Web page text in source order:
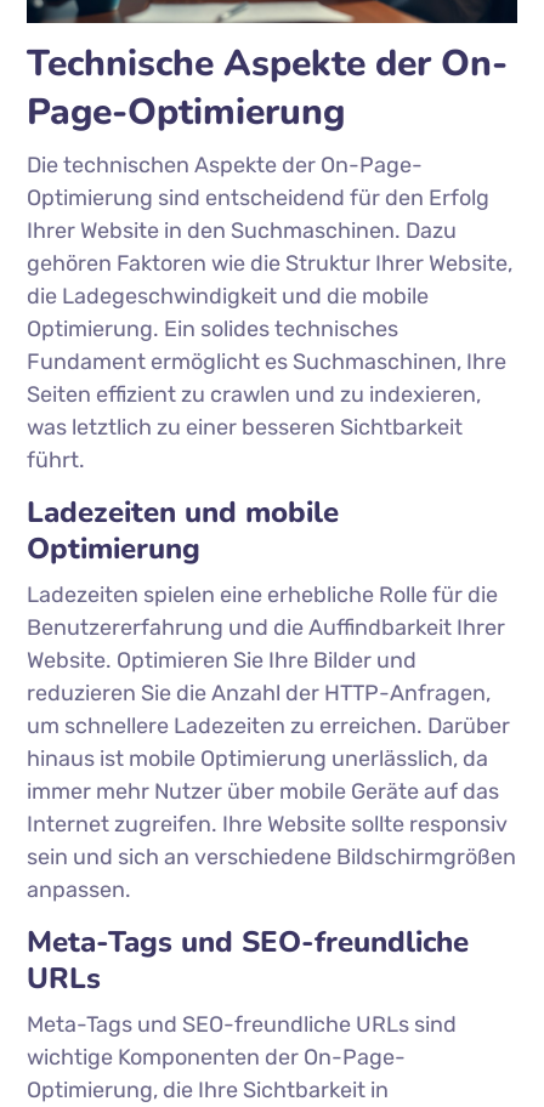
Technische Aspekte der On-
Page-Optimierung
Die technischen Aspekte der On-Page-
Optimierung sind entscheidend für den Erfolg
Ihrer Website in den Suchmaschinen. Dazu
gehören Faktoren wie die Struktur Ihrer Website,
die Ladegeschwindigkeit und die mobile
Optimierung. Ein solides technisches
Fundament ermöglicht es Suchmaschinen, Ihre
Seiten effizient zu crawlen und zu indexieren,
was letztlich zu einer besseren Sichtbarkeit
führt.
Ladezeiten und mobile
Optimierung
Ladezeiten spielen eine erhebliche Rolle für die
Benutzererfahrung und die Auffindbarkeit Ihrer
Website. Optimieren Sie Ihre Bilder und
reduzieren Sie die Anzahl der HTTP-Anfragen,
um schnellere Ladezeiten zu erreichen. Darüber
hinaus ist mobile Optimierung unerlässlich, da
immer mehr Nutzer über mobile Geräte auf das
Internet zugreifen. Ihre Website sollte responsiv
sein und sich an verschiedene Bildschirmgrößen
anpassen.
Meta-Tags und SEO-freundliche
URLs
Meta-Tags und SEO-freundliche URLs sind
wichtige Komponenten der On-Page-
Optimierung, die Ihre Sichtbarkeit in